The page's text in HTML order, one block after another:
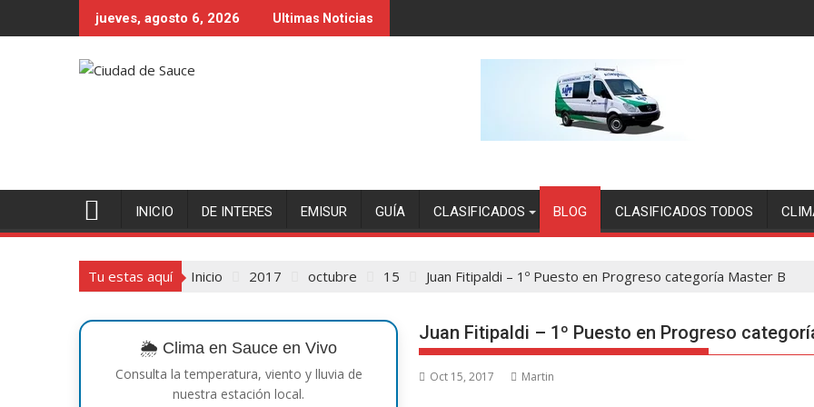
al
jueves, agosto 6, 2026 Ultimas Noticias
INICIO DE INTERES EMISUR GUÍA CLASIFICADOS BLOG CLASIFICADOS TODOS
Tu estas aquí Inicio 2017 octubre 15 Juan Fitipaldi – 1º Puesto en Progreso categoría Master B
Juan Fitipaldi – 1º Puesto en Progreso
Oct 15, 2017 Martin
🌦️ Clima en Sauce en Vivo
Consulta la temperatura, viento y lluvia de
nuestra estación local.